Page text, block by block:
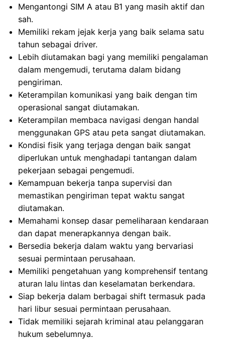
Mengantongi SIM A atau B1 yang masih aktif dan
sah.
Memiliki rekam jejak kerja yang baik selama satu
tahun sebagai driver.
Lebih diutamakan bagi yang memiliki pengalaman
dalam mengemudi, terutama dalam bidang
pengiriman.
Keterampilan komunikasi yang baik dengan tim
operasional sangat diutamakan.
Keterampilan membaca navigasi dengan handal
menggunakan GPS atau peta sangat diutamakan.
Kondisi fisik yang terjaga dengan baik sangat
diperlukan untuk menghadapi tantangan dalam
pekerjaan sebagai pengemudi.
Kemampuan bekerja tanpa supervisi dan
memastikan pengiriman tepat waktu sangat
diutamakan.
Memahami konsep dasar pemeliharaan kendaraan
dan dapat menerapkannya dengan baik.
Bersedia bekerja dalam waktu yang bervariasi
sesuai permintaan perusahaan.
Memiliki pengetahuan yang komprehensif tentang
aturan lalu lintas dan keselamatan berkendara.
Siap bekerja dalam berbagai shift termasuk pada
hari libur sesuai permintaan perusahaan.
Tidak memiliki sejarah kriminal atau pelanggaran
hukum sebelumnya.